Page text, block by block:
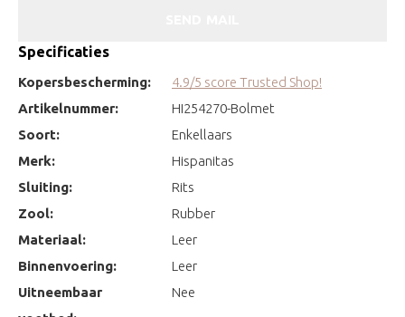
Specificaties
Kopersbescherming:
4.9/5 score Trusted Shop!
Artikelnummer:
HI254270-Bolmet
Soort:
Enkellaars
Merk:
Hispanitas
Sluiting:
Rits
Zool:
Rubber
Materiaal:
Leer
Binnenvoering:
Leer
Uitneembaar
Nee